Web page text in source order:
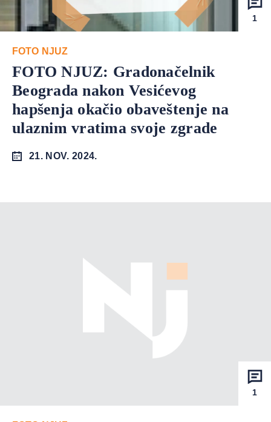
1
FOTO NJUZ
FOTO NJUZ: Gradonačelnik
Beograda nakon Vesićevog
hapšenja okačio obaveštenje na
ulaznim vratima svoje zgrade
21. NOV. 2024.
1